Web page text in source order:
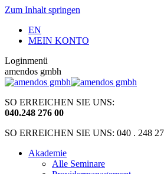
Zum Inhalt springen
EN
MEIN KONTO
Loginmenü
amendos gmbh
SO ERREICHEN SIE UNS:
040.248 276 00
SO ERREICHEN SIE UNS: 040 . 248
Akademie
Alle Seminare